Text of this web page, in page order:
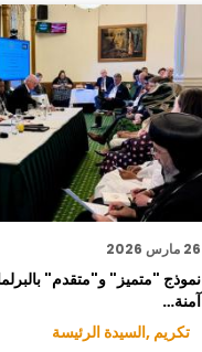
26 مارس 2026
نموذج "متميز" و"متقدم"
آمنة…
تكريم ,السيدة الرئيسة